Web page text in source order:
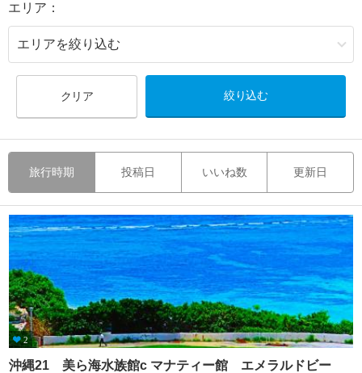
エリア：
クリア
旅行時期 投稿日 いいね数 更新日
2
沖縄21 美ら海水族館c マナティー館 エメラルドビー